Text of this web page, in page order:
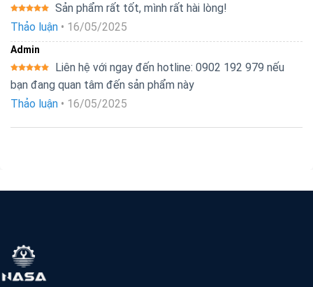
Được xếp
hạng5 5
Sản phẩm rất tốt, mình rất hài lòng!
Thảo luận • 16/05/2025
Admin
Được xếp
hạng 5 5
Liên hệ với ngay đến hotline: 0902 192 979 nếu
bạn đang quan tâm đến sản phẩm này
Thảo luận • 16/05/2025